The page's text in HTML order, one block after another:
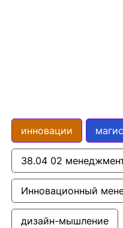
инновации
38.04 02
Инновационный
дизайн-мышление